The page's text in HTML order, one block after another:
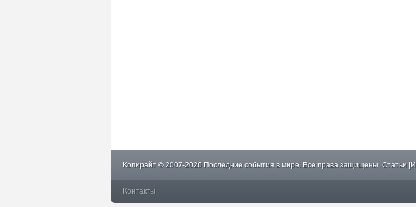
Копирайт © 2007-2026 Последние события в мире. Все права защищены. Статьи |
Контакты